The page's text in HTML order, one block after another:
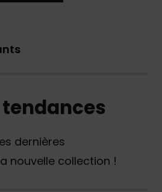
dernières
nouvelle collection !